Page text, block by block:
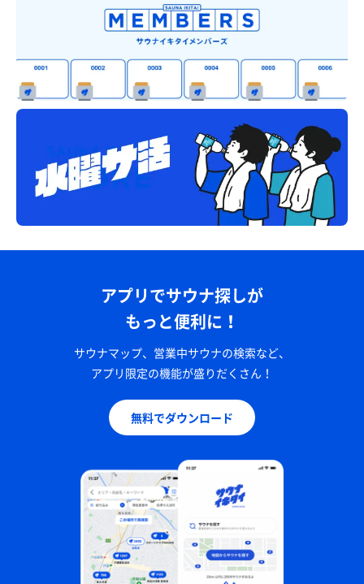
アプリでサウナ探しが
もっと便利に！
サウナマップ、営業中サウナの検索など、
アプリ限定の機能が盛りだくさん！
無料でダウンロード